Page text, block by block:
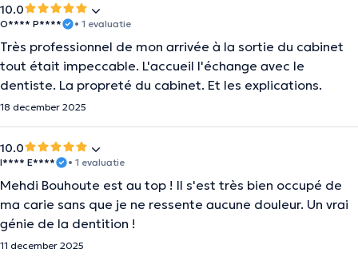
10.0
O**** P**** • 1 evaluatie
Très professionnel de mon arrivée à la sortie du cabinet
tout était impeccable. L'accueil l'échange avec le
dentiste. La propreté du cabinet. Et les explications.
18 december 2025
10.0
I**** E**** • 1 evaluatie
Mehdi Bouhoute est au top ! Il s'est très bien occupé de
ma carie sans que je ne ressente aucune douleur. Un vrai
génie de la dentition !
11 december 2025